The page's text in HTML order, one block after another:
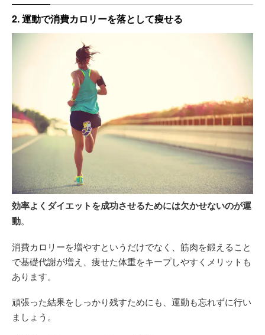
2. 運動で消費カロリーを落として痩せる
効率よくダイエットを成功させるためには欠かせないのが運
動。
消費カロリーを増やすというだけでなく、筋肉を鍛えること
で基礎代謝が増え、痩せた体重をキープしやすくメリットも
あります。
頑張った結果をしっかり残すためにも、運動も忘れずに行い
ましょう。